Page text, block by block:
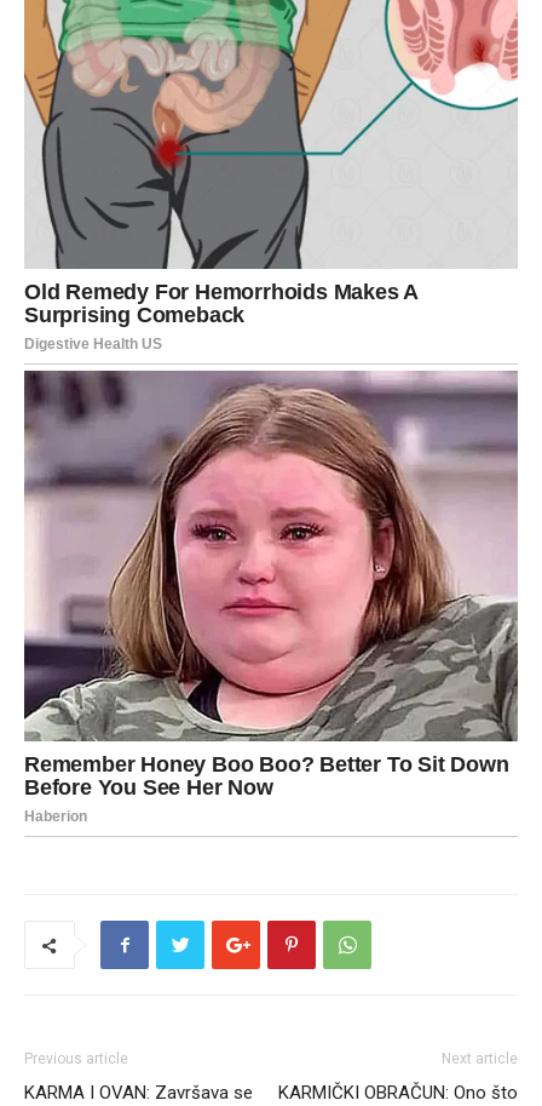
Previous article
KARMA I OVAN: Završava se
Next article
KARMIČKI OBRAČUN: Ono što